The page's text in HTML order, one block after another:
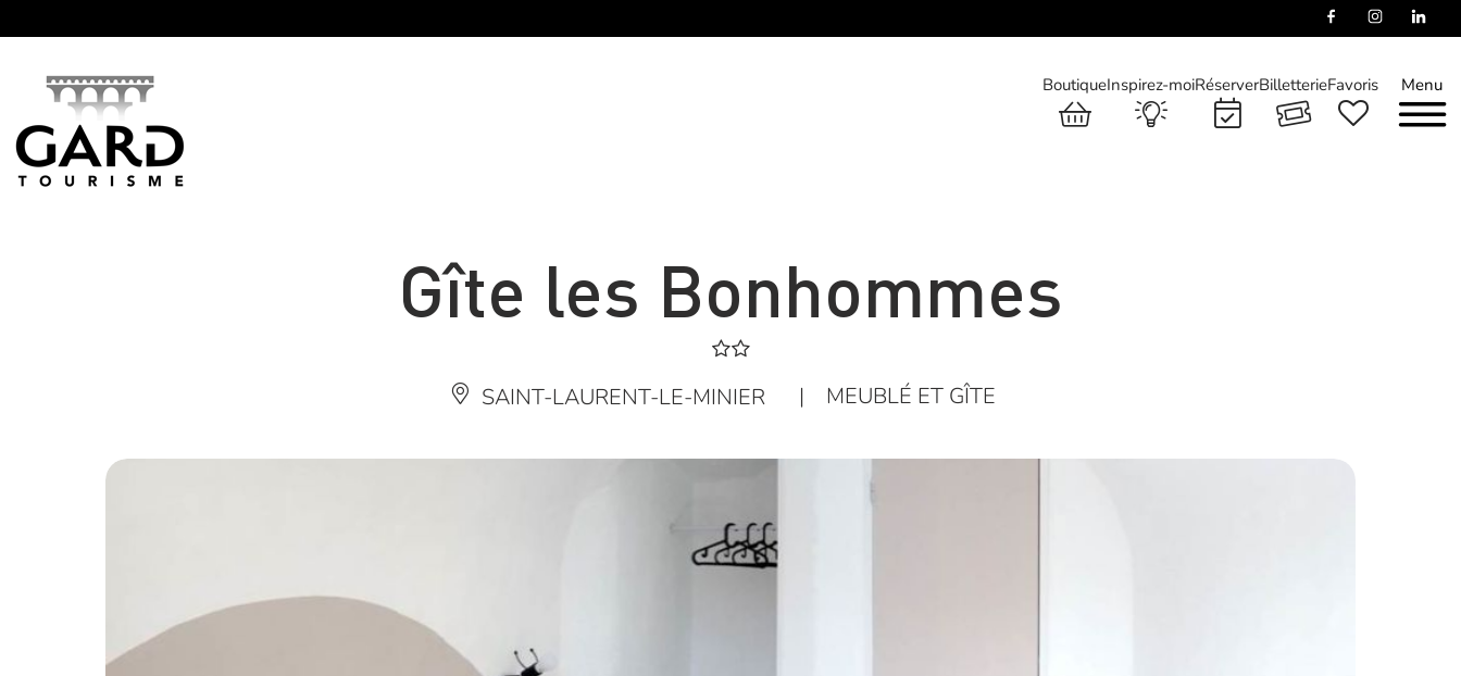
Menu
BoutiqueInspirez-moiRéserverBilletterieFavoris
Gîte les Bonhommes
SAINT-LAURENT-LE-MINIER | MEUBLÉ ET GÎTE